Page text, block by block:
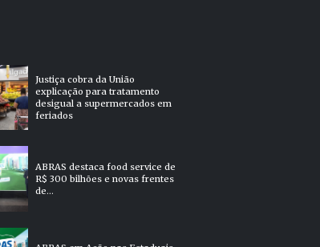
Justiça cobra da União
explicação para tratamento
desigual a supermercados em
feriados
ABRAS destaca food service de
R$ 300 bilhões e novas frentes
de...